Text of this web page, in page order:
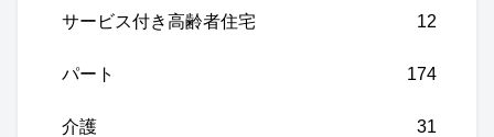
サービス付き高齢者住宅 12
パート 174
介護 31